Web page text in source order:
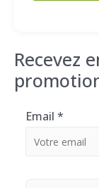
Recevez
Email *